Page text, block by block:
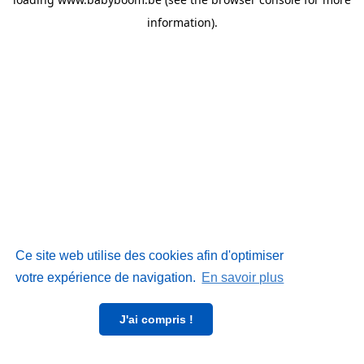
Ce site web utilise des cookies afin d'optimiser
votre expérience de navigation. En savoir plus
J'ai compris !
information).